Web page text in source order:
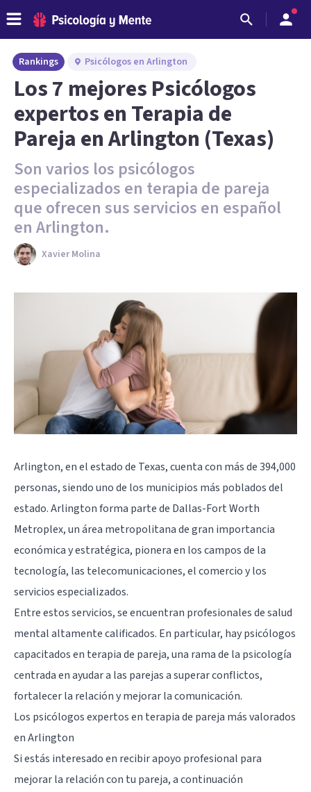
Rankings Psicólogos en Arlington
Los 7 mejores Psicólogos
expertos en Terapia de
Pareja en Arlington (Texas)
Son varios los psicólogos
especializados en terapia de pareja
que ofrecen sus servicios en español
en Arlington.
Xavier Molina
Arlington, en el estado de Texas, cuenta con más de 394,000
personas, siendo uno de los municipios más poblados del
estado. Arlington forma parte de Dallas-Fort Worth
Metroplex, un área metropolitana de gran importancia
económica y estratégica, pionera en los campos de la
tecnología, las telecomunicaciones, el comercio y los
servicios especializados.
Entre estos servicios, se encuentran profesionales de salud
mental altamente calificados. En particular, hay psicólogos
capacitados en terapia de pareja, una rama de la psicología
centrada en ayudar a las parejas a superar conflictos,
fortalecer la relación y mejorar la comunicación.
Los psicólogos expertos en terapia de pareja más valorados
en Arlington
Si estás interesado en recibir apoyo profesional para
mejorar la relación con tu pareja, a continuación